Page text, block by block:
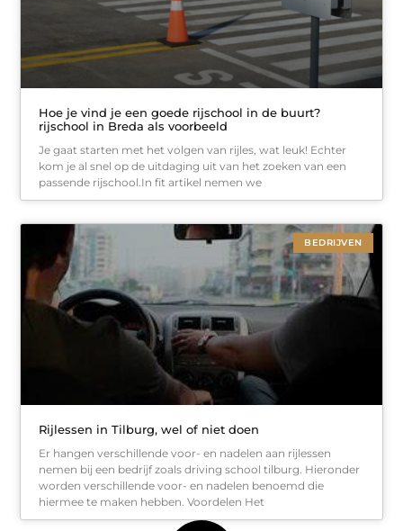
Hoe je vind je een goede rijschool in de buurt?
rijschool in Breda als voorbeeld
Je gaat starten met het volgen van rijles, wat leuk! Echter
kom je al snel op de uitdaging uit van het zoeken van een
passende rijschool.In fit artikel nemen we
BEDRIJVEN
Rijlessen in Tilburg, wel of niet doen
Er hangen verschillende voor- en nadelen aan rijlessen
nemen bij een bedrijf zoals driving school tilburg. Hieronder
worden verschillende voor- en nadelen benoemd die
hiermee te maken hebben. Voordelen Het